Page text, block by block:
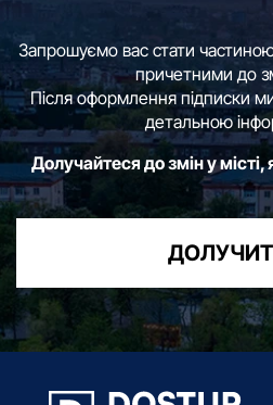
Запрошуємо вас стати
причетними до
Після оформлення підписки
детальною
Долучайтеся до змін у